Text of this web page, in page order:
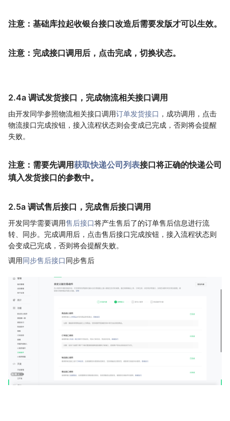
注意：基础库拉起收银台接口改造后需要发版才可以生效。
注意：完成接口调用后，点击完成，切换状态。
2.4a 调试发货接口，完成物流相关接口调用
由开发同学参照物流相关接口调用订单发货接口 ，成功调用，点击
物流接口完成按钮，接入流程状态则会变成已完成，否则将会提醒
失败。
注意：需要先调用获取快递公司列表接口将正确的快递公司
填入发货接口的参数中。
2.5a 调试售后接口，完成售后接口调用
开发同学需要调用售后接口将产生售后了的订单售后信息进行流
转、同步。完成调用后，点击售后接口完成按钮，接入流程状态则
会变成已完成，否则将会提醒失败。
调用同步售后接口同步售后